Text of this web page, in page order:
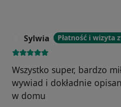
Sylwia Płatność i wizyta
Wszystko super, bardzo
wywiad i dokładnie
w domu